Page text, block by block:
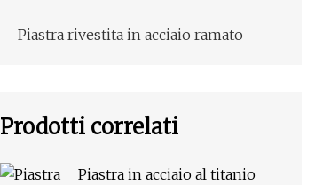
Piastra rivestita in acciaio ramato
Prodotti correlati
Piastra in acciaio al titanio